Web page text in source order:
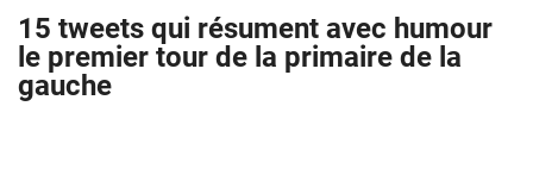
15 tweets qui résument avec humour
le premier tour de la primaire de la
gauche